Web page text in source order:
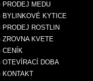
PRODEJ MEDU
BYLINKOVÉ KYTICE
PRODEJ ROSTLIN
ZROVNA KVETE
CENÍK
OTEVÍRACÍ DOBA
KONTAKT